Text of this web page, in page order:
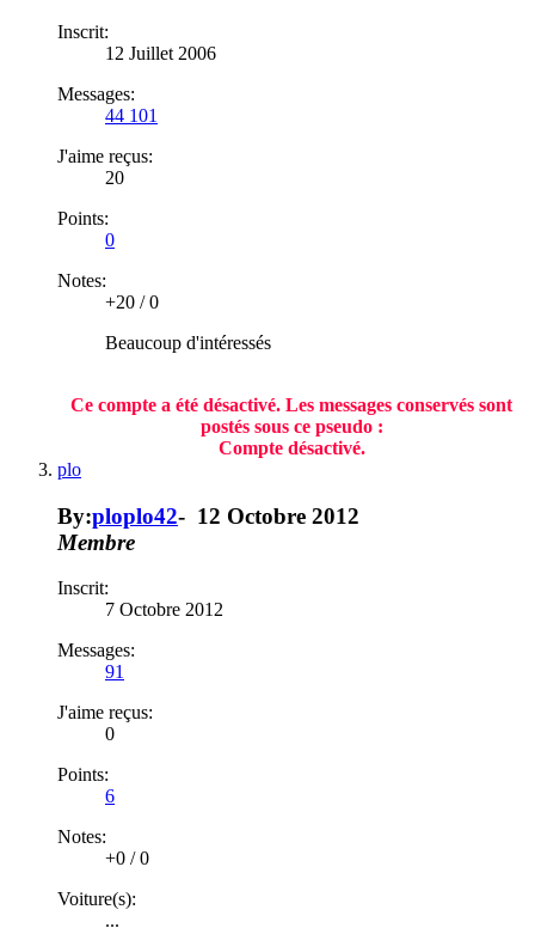
Inscrit:
12 Juillet 2006
Messages:
44 101
J'aime reçus:
20
Points:
0
Notes:
+20 /0
Beaucoup d'intéressés
Ce compte a été désactivé. Les messages conservés sont
postés sous ce pseudo :
Compte désactivé.​
plo
By:ploplo42- 12 Octobre 2012
Membre
Inscrit:
7 Octobre 2012
Messages:
91
J'aime reçus:
0
Points:
6
Notes:
+0 /0
Voiture(s):
...